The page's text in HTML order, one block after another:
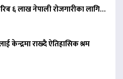
६ लाख नेपाली रोजगारीका लागि…
केन्द्रमा राख्दै ऐतिहासिक श्रम